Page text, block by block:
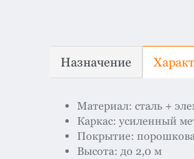
Назначение
Материал: сталь +
Каркас: усиленный
Покрытие:
Высота: до 2,0 м